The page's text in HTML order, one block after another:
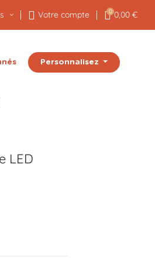
Votre compte 0 0,00 €
Personnalisez
LED